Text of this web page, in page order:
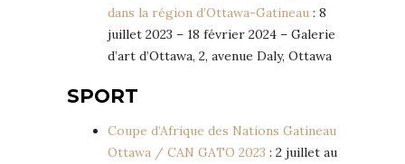
dans la région d’Ottawa-Gatineau : 8
juillet 2023 – 18 février 2024 – Galerie
d’art d’Ottawa, 2, avenue Daly, Ottawa
SPORT
Coupe d’Afrique des Nations Gatineau
Ottawa / CAN GATO 2023 : 2 juillet au